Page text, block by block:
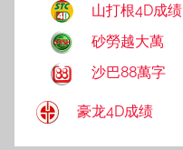
山打根4D成绩
砂勞越大萬
沙巴88萬字
豪龙4D成绩